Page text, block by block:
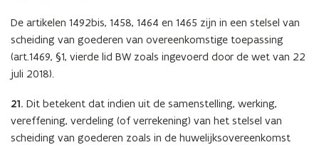
De artikelen 1492bis, 1458, 1464 en 1465 zijn in een stelsel van
scheiding van goederen van overeenkomstige toepassing
(art.1469, §1, vierde lid BW zoals ingevoerd door de wet van 22
juli 2018).
21. Dit betekent dat indien uit de samenstelling, werking,
vereffening, verdeling (of verrekening) van het stelsel van
scheiding van goederen zoals in de huwelijksovereenkomst